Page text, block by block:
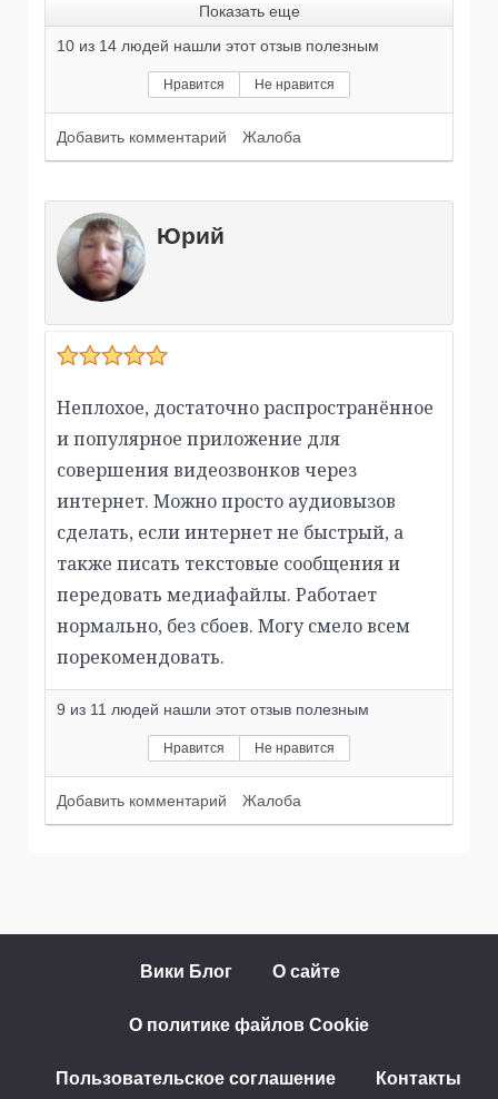
и минусов в нём не вижу.
Показать еще
10 из 14 людей нашли этот отзыв полезным
Нравится Не нравится
Добавить комментарий Жалоба
Юрий
Неплохое, достаточно распространённое
и популярное приложение для
совершения видеозвонков через
интернет. Можно просто аудиовызов
сделать, если интернет не быстрый, а
также писать текстовые сообщения и
передовать медиафайлы. Работает
нормально, без сбоев. Могу смело всем
порекомендовать.
9 из 11 людей нашли этот отзыв полезным
Нравится Не нравится
Добавить комментарий Жалоба
Вики Блог О сайте
О политике файлов Cookie
Пользовательское соглашение Контакты